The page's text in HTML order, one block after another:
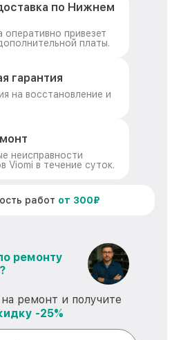
по Нижнем
оперативно привезет
платы.
гарантия
на восстановление и
неисправности
Viomi в течение суток.
работ от 300₽
ремонту
ремонт и получите
-25%